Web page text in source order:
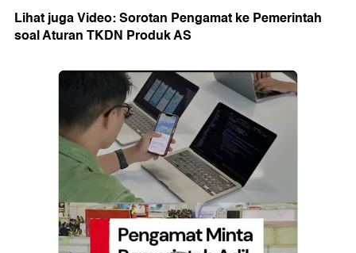
Lihat juga Video: Sorotan Pengamat ke Pemerintah
soal Aturan TKDN Produk AS